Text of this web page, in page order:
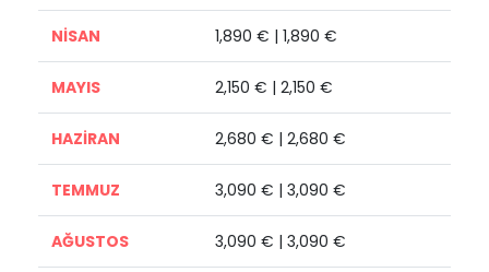
NİSAN 1,890 € | 1,890 €
MAYIS 2,150 € | 2,150 €
HAZİRAN 2,680 € | 2,680 €
TEMMUZ 3,090 € | 3,090 €
AĞUSTOS 3,090 € | 3,090 €